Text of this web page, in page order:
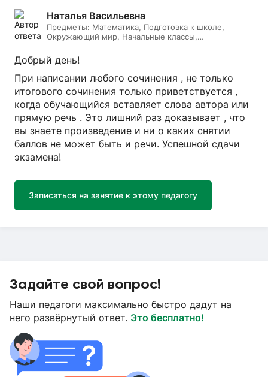
Наталья Васильевна
Предметы: Математика, Подготовка к школе,
Окружающий мир, Начальные классы,
Добрый день!
При написании любого сочинения , не только
итогового сочинения только приветствуется ,
когда обучающийся вставляет слова автора или
прямую речь . Это лишний раз доказывает , что
вы знаете произведение и ни о каких снятии
баллов не может быть и речи. Успешной сдачи
экзамена!
Записаться на занятие к этому педагогу
Задайте свой вопрос!
Наши педагоги максимально быстро дадут на
него развёрнутый ответ. Это бесплатно!